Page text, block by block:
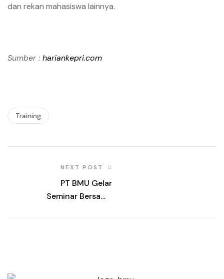
dan rekan mahasiswa lainnya.
Sumber : hariankepri.com
Training
NEXT POST
PT BMU Gelar
Seminar Bersama